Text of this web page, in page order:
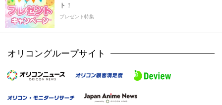
ト！
プレゼント特集
オリコングループサイト